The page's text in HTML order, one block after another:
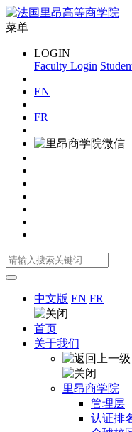
菜单
LOGIN
Faculty Login
|
EN
|
FR
|
中文版 EN FR
首页
关于我们
里昂商学院
管理层
认证排